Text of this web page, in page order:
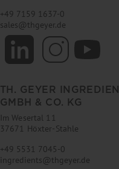
+49 7159 1637-0
sales@thgeyer.de
TH. GEYER
GMBH & CO. KG
Im Wesertal 11
37671 Höxter-Stahle
+49 5531 7045-0
ingredients@thgeyer.de